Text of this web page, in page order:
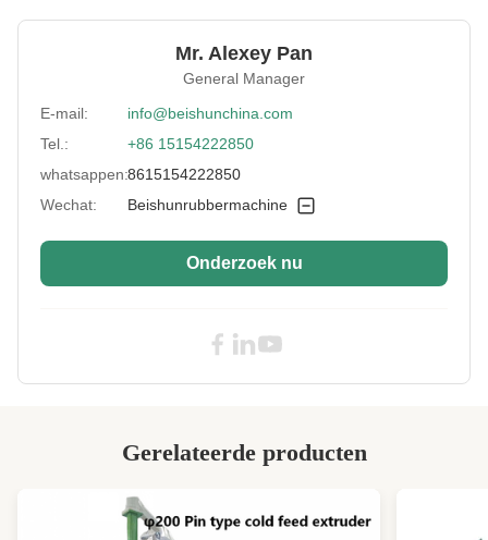
Name: Batch off rubber koelmachine
Zoals vereist
Hanging Rod
Material:
van roestvrij staal
Rubber Sheet
Thickness:
3-16 mm
Cooling
Kamertemperatuur +5
16mm Partij van Koeler Rubber
Mr. Alexey Pan
General Manager
E-mail:
info@beishunchina.com
Tel.:
+86 15154222850
whatsappen:8615154222850
Wechat:
Beishunrubbermachine
Onderzoek nu
Gerelateerde producten